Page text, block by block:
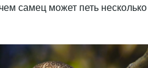
самец может петь несколько